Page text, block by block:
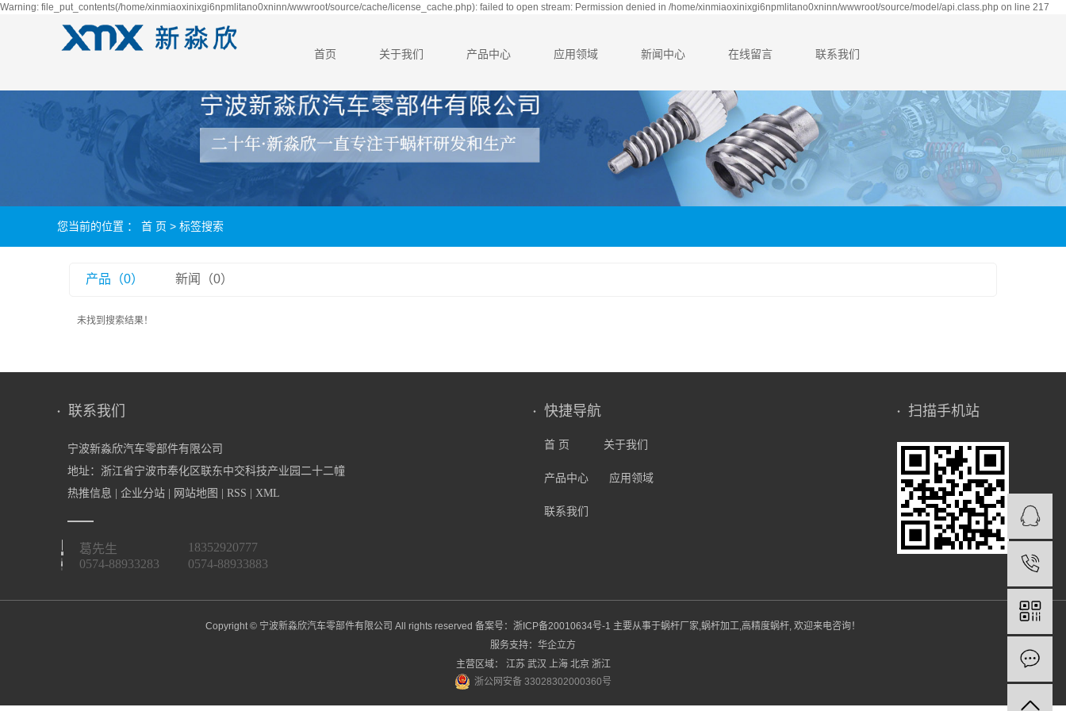
Warning: file_put_contents(/home/xinmiaoxinixgi6npmlitano0xninn/wwwroot/source/cache/license_cache.php): failed to open stream: Permission denied in /home/xinmiaoxinixgi6npmlitano0xninn/wwwroot/source/model/api.class.php on line 217
首页 关于我们 产品中心 应用领域 新闻中心 在线留言 联系我们
您当前的位置 ： 首 页 > 标签搜索
产品（0） 新闻（0）
未找到搜索结果！
联系我们
宁波新淼欣汽车零部件有限公司
地址：浙江省宁波市奉化区联东中交科技产业园二十二幢
热推信息
企业分站 网站地图 RSS XML
葛先生
18352920777
0574-88933283
0574-88933883
快捷导航
首 页 关于我们
产品中心 应用领域
联系我们
扫描手机站
Copyright © 宁波新淼欣汽车零部件有限公司 All rights reserved 备案号： 浙ICP备20010634号-1 主要从事于蜗杆厂家,蜗杆加工,高精度蜗杆, 欢迎来电咨询！
服务支持： 华企立方
主营区域： 江苏 武汉 上海 北京 浙江
浙公网安备 33028302000360号